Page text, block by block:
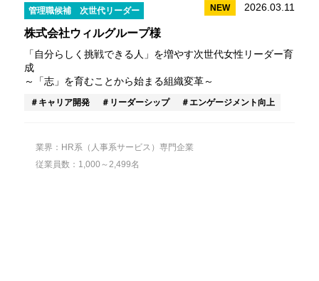
管理職候補 次世代リーダー NEW 2026.03.11
株式会社ウィルグループ様
「自分らしく挑戦できる人」を増やす次世代女性リーダー育
成
～「志」を育むことから始まる組織変革～
キャリア開発 リーダーシップ エンゲージメント向上
業界：HR系（人事系サービス）専門企業
従業員数：1,000～2,499名